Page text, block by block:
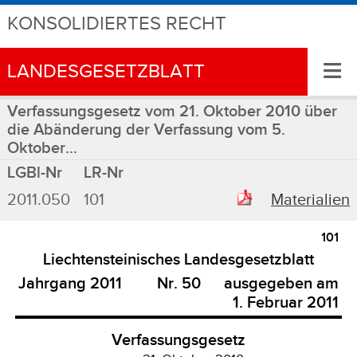
KONSOLIDIERTES RECHT
LANDESGESETZBLATT ≡
Verfassungsgesetz vom 21. Oktober 2010 über
die Abänderung der Verfassung vom 5.
Oktober...
LGBl-Nr
LR-Nr
2011.050
101 Materialien